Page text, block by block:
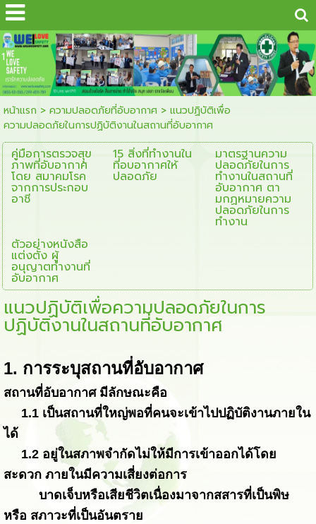
...
1
หน้าแรก > ความปลอดภัยที่อับอากาศ> แนวปฏิบัติเพื่อ
ความปลอดภัยในการปฏิบัติงานในสถานที่อับอากาศ
คู่มือการตรวจสุุข
ภาพที่อับอากาศ
โดย สมาคมโรค
จากการประกอบ
อาชี
15 สิ่งที่ทำงานใน
ที่อบอากาศให้
ปลอดภัย
มาตรฐานความ
ปลอดภัยในการ
ทำงานในสถานที่
อับอากาศ ตา
มกฏหมายความ
ปลอดภัยในการ
ทำงาน
ตัวอย่างหนังสือ
แต่งตั้ง ผู้
อนุญาตทำงานที่
อับอากาศ
แนวปฏิบัติเพื่อความปลอดภัยในการ
ปฏิบัติงานในสถานที่อับอากาศ
1. การระบุสถานที่อับอากาศ
สถานที่อับอากาศ มีลักษณะคือ
1.1 เป็นสถานที่ใหญ่พอที่คนจะเข้าไปปฏิบัติงานภายใน
ได้
1.2 อยู่ในสภาพจำกัดไม่ให้มีการเข้าออกได้โดย
สะดวก ภายในมีความเสี่ยงต่อการ
บาดเจ็บหรือเสียชีวิตเนื่องมาจากสสารที่เป็นพิษ
หรือ สภาวะที่เป็นอันตราย